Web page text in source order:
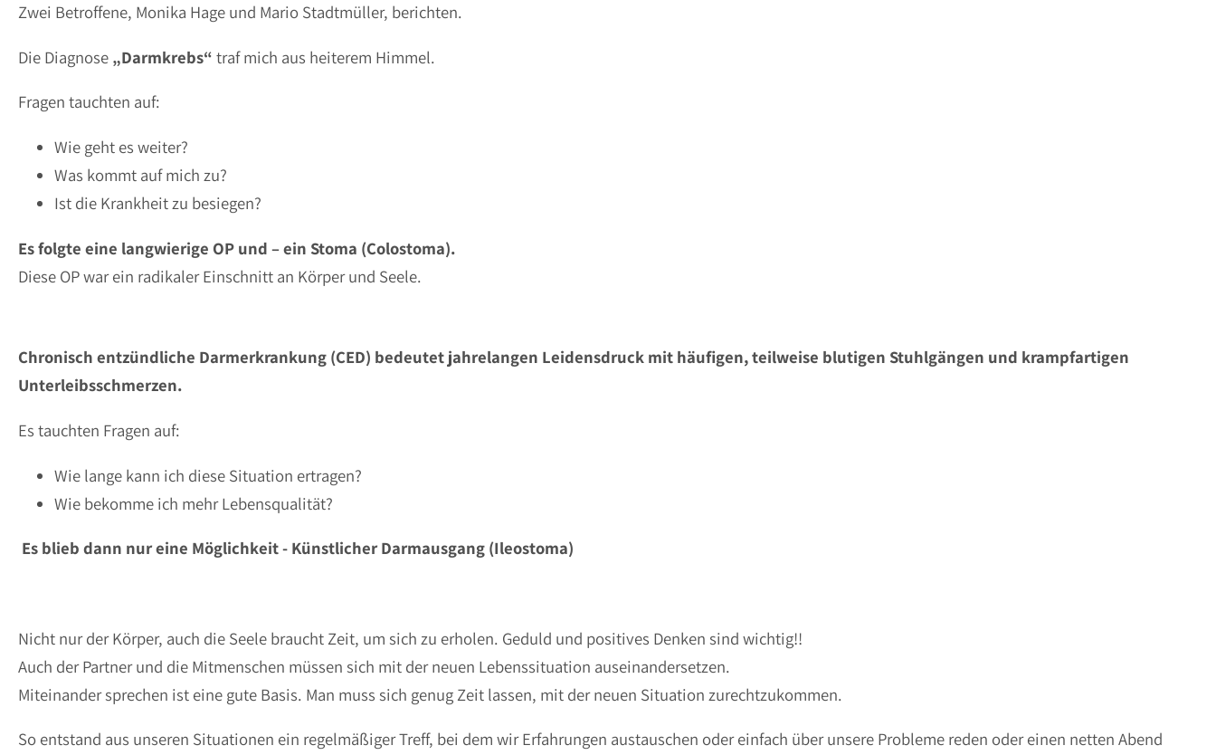
Zwei Betroffene, Monika Hage und Mario Stadtmüller, berichten.
Die Diagnose „Darmkrebs“ traf mich aus heiterem Himmel.
Fragen tauchten auf:
Wie geht es weiter?
Was kommt auf mich zu?
Ist die Krankheit zu besiegen?
Es folgte eine langwierige OP und – ein Stoma (Colostoma).
Diese OP war ein radikaler Einschnitt an Körper und Seele.
Chronisch entzündliche Darmerkrankung (CED) bedeutet jahrelangen Leidensdruck mit häufigen, teilweise blutigen Stuhlgängen und krampfartigen
Unterleibsschmerzen.
Es tauchten Fragen auf:
Wie lange kann ich diese Situation ertragen?
Wie bekomme ich mehr Lebensqualität?
Es blieb dann nur eine Möglichkeit - Künstlicher Darmausgang (Ileostoma)
Nicht nur der Körper, auch die Seele braucht Zeit, um sich zu erholen. Geduld und positives Denken sind wichtig!!
Auch der Partner und die Mitmenschen müssen sich mit der neuen Lebenssituation auseinandersetzen.
Miteinander sprechen ist eine gute Basis. Man muss sich genug Zeit lassen, mit der neuen Situation zurechtzukommen.
So entstand aus unseren Situationen ein regelmäßiger Treff, bei dem wir Erfahrungen austauschen oder einfach über unsere Probleme reden oder einen netten Abend